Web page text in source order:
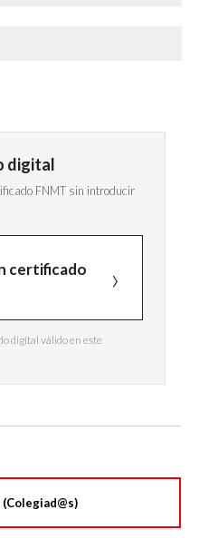
digital
FNMT sin introducir
certificado
digital válido en este
(Colegiad@s)